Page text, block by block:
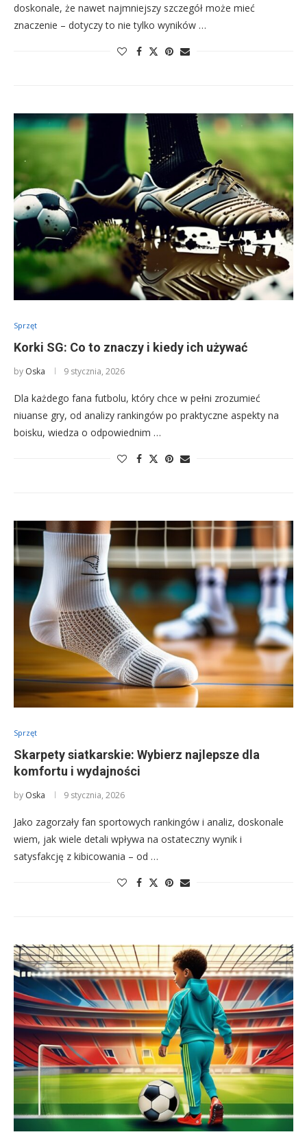
doskonale, że nawet najmniejszy szczegół może mieć
znaczenie – dotyczy to nie tylko wyników …
Sprzęt
Korki SG: Co to znaczy i kiedy ich używać
by Oska 9 stycznia, 2026
Dla każdego fana futbolu, który chce w pełni zrozumieć
niuanse gry, od analizy rankingów po praktyczne aspekty na
boisku, wiedza o odpowiednim …
Sprzęt
Skarpety siatkarskie: Wybierz najlepsze dla
komfortu i wydajności
by Oska 9 stycznia, 2026
Jako zagorzały fan sportowych rankingów i analiz, doskonale
wiem, jak wiele detali wpływa na ostateczny wynik i
satysfakcję z kibicowania – od …